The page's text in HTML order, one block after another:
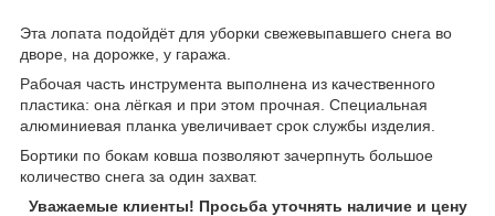
Эта лопата подойдёт для уборки свежевыпавшего снега во
дворе, на дорожке, у гаража.
Рабочая часть инструмента выполнена из качественного
пластика: она лёгкая и при этом прочная. Специальная
алюминиевая планка увеличивает срок службы изделия.
Бортики по бокам ковша позволяют зачерпнуть большое
количество снега за один захват.
Уважаемые клиенты! Просьба уточнять наличие и цену